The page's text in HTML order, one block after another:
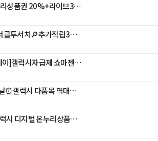
갤럭시 총출동! 디지털 온누리상품권 20%+라이브3%적립+구매인증💙
[N배송] 곽윤기 출연! S26 서클투서치🔎추가적립3%+N포인트추가증정
📱[디지털어워즈X멤버십데이]갤럭시자급제 쇼마젠시 역대급 추가적립 라이브
삼성 감사 페스티벌 마지막날⏰갤럭시 다품목 역대급 혜택
🚨오늘 행사종료🚨 삼성 갤럭시 디지털 온누리상품권 20% 라스트 찬스